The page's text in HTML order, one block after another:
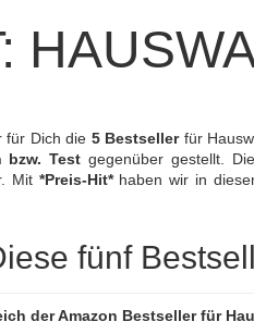
für Dich die 5 Bestsellerfür
bzw. Test gegenüber gestellt.
Mit *Preis-Hit*haben wir in
fünf
der Amazon Bestseller für